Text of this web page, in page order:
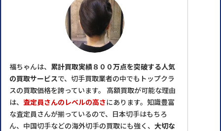
福ちゃんは、 累計買取実績８００万点を突破する人気
の買取サービスで、切手買取業者の中でもトップクラ
スの買取価格を誇っています。 高額買取が可能な理由
は、 査定員さんのレベルの高さにあります。知識豊富
な査定員さんが揃っているので、日本切手はもちろ
ん、中国切手などの海外切手の買取にも強く、 大切な